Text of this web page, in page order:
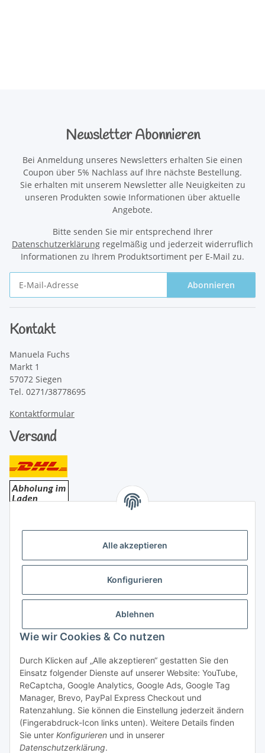
Alle akzeptieren
Konfigurieren
Ablehnen
Wie wir Cookies & Co nutzen
Durch Klicken auf „Alle akzeptieren“ gestatten Sie den
Einsatz folgender Dienste auf unserer Website: YouTube,
ReCaptcha, Google Analytics, Google Ads, Google Tag
Manager, Brevo, PayPal Express Checkout und
Ratenzahlung. Sie können die Einstellung jederzeit ändern
(Fingerabdruck-Icon links unten). Weitere Details finden
Sie unter Konfigurieren und in unserer
Datenschutzerklärung.
Newsletter Abonnieren
Bei Anmeldung unseres Newsletters erhalten Sie einen
Coupon über 5% Nachlass auf Ihre nächste Bestellung.
Sie erhalten mit unserem Newsletter alle Neuigkeiten zu
unseren Produkten sowie Informationen über aktuelle
Angebote.
Bitte senden Sie mir entsprechend Ihrer
Datenschutzerklärung regelmäßig und jederzeit widerruflich
Informationen zu Ihrem Produktsortiment per E-Mail zu.
Abonnieren
Kontakt
Manuela Fuchs
Markt 1
57072 Siegen
Tel. 0271/38778695
Kontaktformular
Versand
Rechtliches
Vertrag widerrufen
* Alle Preise inkl. gesetzlicher USt., zzgl.